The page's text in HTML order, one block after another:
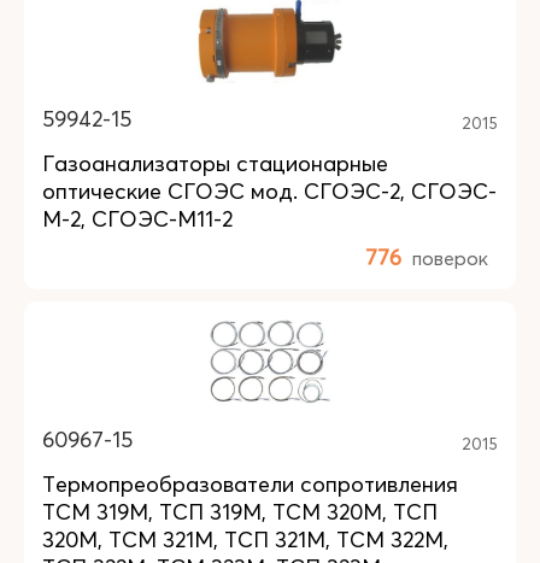
59942-15 2015
Газоанализаторы стационарные
оптические СГОЭС мод. СГОЭС-2, СГОЭС-
М-2, СГОЭС-М11-2
776 поверок
60967-15 2015
Термопреобразователи сопротивления
ТСМ 319М, ТСП 319М, ТСМ 320М, ТСП
320М, ТСМ 321М, ТСП 321М, ТСМ 322М,